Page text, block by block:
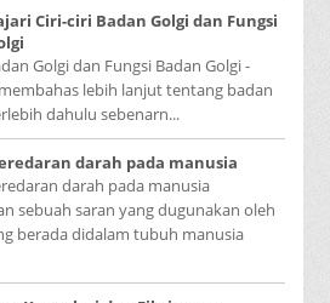
Ciri-ciri Badan Golgi dan Fungsi
Golgi dan Fungsi Badan Golgi -
lebih lanjut tentang badan
dahulu sebenarn...
darah pada manusia
darah pada manusia
sebuah saran yang dugunakan oleh
berada didalam tubuh manusia